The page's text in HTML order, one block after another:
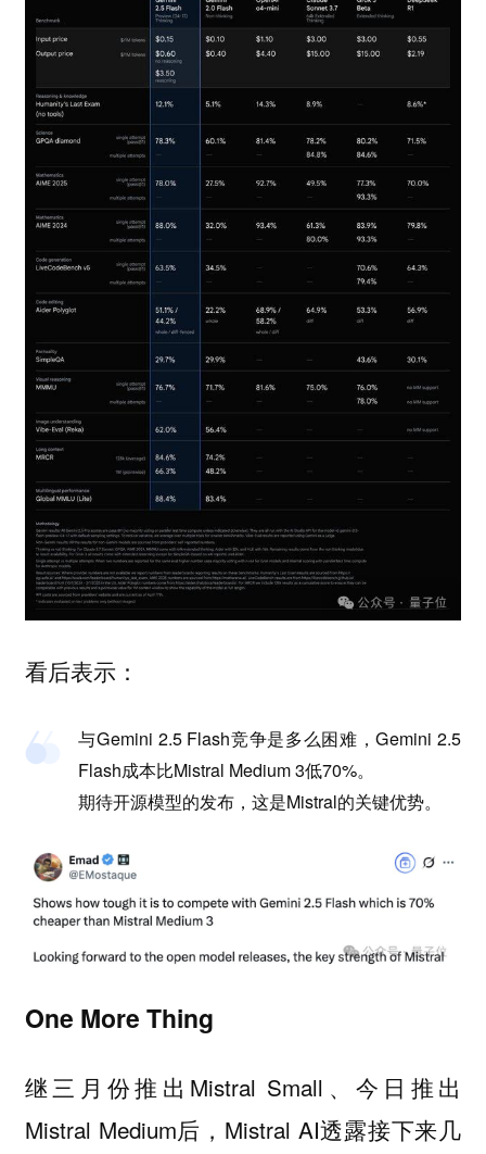
看后表示：
与Gemini 2.5 Flash竞争是多么困难，Gemini 2.5
Flash成本比Mistral Medium 3低70%。
期待开源模型的发布，这是Mistral的关键优势。
One More Thing
继三月份推出Mistral Small、今日推出
Mistral Medium后，Mistral AI透露接下来几